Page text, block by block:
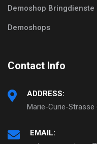
Demoshop Bringdienste
Demoshops
Contact Info
ADDRESS:
Marie-Curie-
EMAIL: